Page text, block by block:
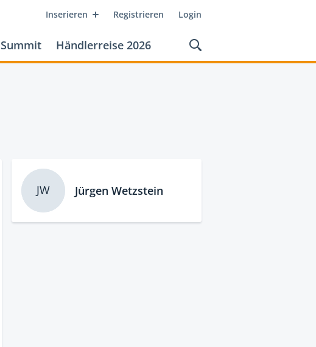
Inserieren Registrieren Login
Summit Händlerreise 2026
JW Jürgen Wetzstein